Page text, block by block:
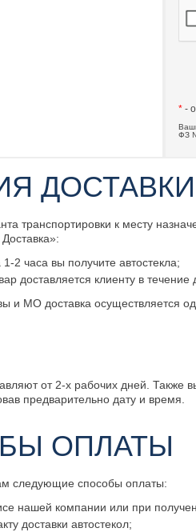
* -
ФЗ
ДОСТАВКИ
транспортировки к месту
1-2 часа вы получите автостекла;
доставляется клиенту в течение
и МО доставка осуществляется
от 2-х рабочих дней. Также
предварительно дату и время.
ОПЛАТЫ
следующие способы оплаты:
нашей компании или при
доставки автостекол;